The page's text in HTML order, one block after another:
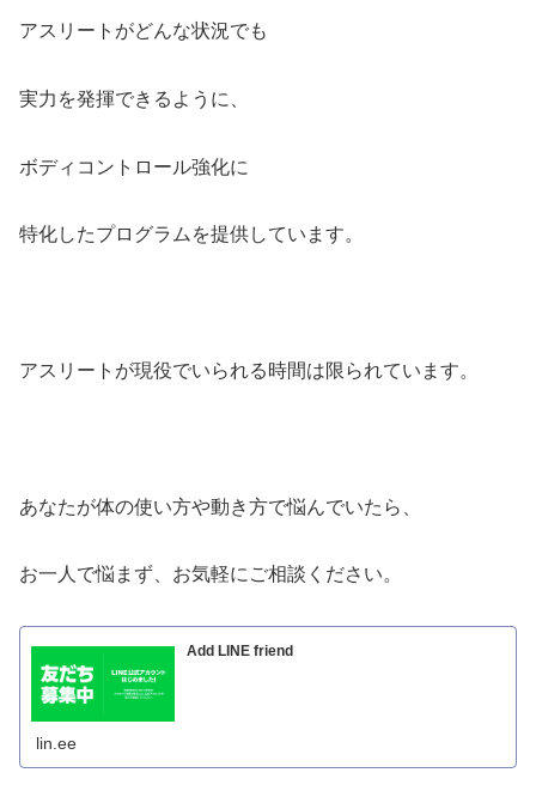
アスリートがどんな状況でも
実力を発揮できるように、
ボディコントロール強化に
特化したプログラムを提供しています。
アスリートが現役でいられる時間は限られています。
あなたが体の使い方や動き方で悩んでいたら、
お一人で悩まず、お気軽にご相談ください。
Add LINE friend
lin.ee